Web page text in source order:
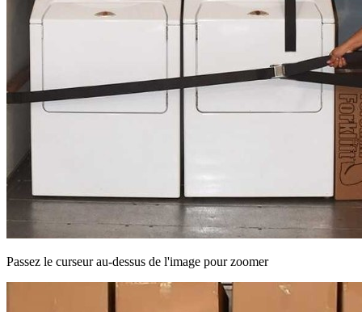
Passez le curseur au-dessus de l'image pour zoomer